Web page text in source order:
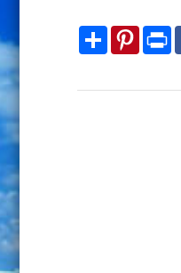
SharePinterest Print